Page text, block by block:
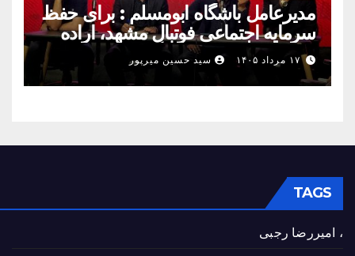
مدیرعامل باشگاه ابومسلم : برای حفظ
سرمایه اجتماعی فوتبال مشهد، اراده
مشترک استان شکل بگیرد
۱۷ مرداد ۱۴۰۵ سید حسین میرپور
TAGS
، امیررضا رجبی